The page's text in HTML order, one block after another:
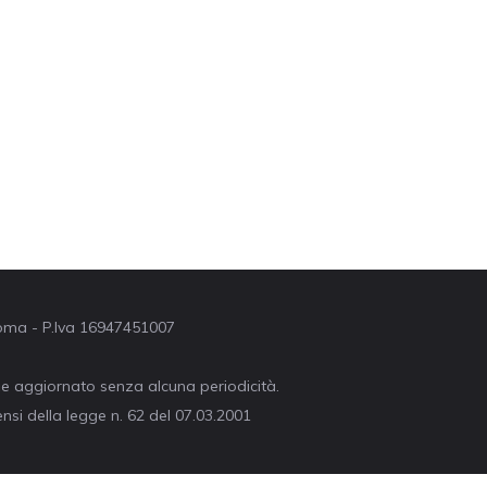
- P.Iva 16947451007
aggiornato senza alcuna periodicità.
della legge n. 62 del 07.03.2001